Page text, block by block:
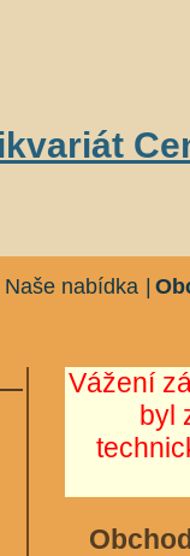
Naše nabídka
Vážení
byl